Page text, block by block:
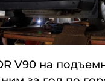
V90 на